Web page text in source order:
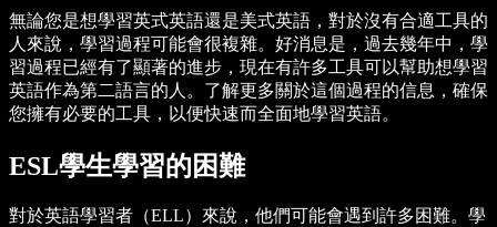
無論您是想學習英式英語還是美式英語，對於沒有合適工具的
人來說，學習過程可能會很複雜。好消息是，過去幾年中，學
習過程已經有了顯著的進步，現在有許多工具可以幫助想學習
英語作為第二語言的人。了解更多關於這個過程的信息，確保
您擁有必要的工具，以便快速而全面地學習英語。
ESL學生學習的困難
對於英語學習者（ELL）來說，他們可能會遇到許多困難。學